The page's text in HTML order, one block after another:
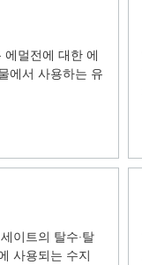
멀전에 대한 에
에서 사용하는 유
이트의 탈수·탈
사용되는 수지